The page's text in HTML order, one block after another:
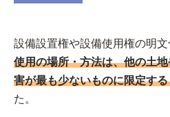
設備設置権や設備使用権の明文
使用の場所・方法は、他の土
害が最も少ないものに限定す
た。